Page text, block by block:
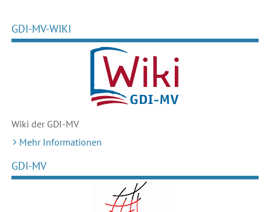
GDI-MV-WIKI
Wiki der GDI-MV
Mehr Informationen
GDI-MV